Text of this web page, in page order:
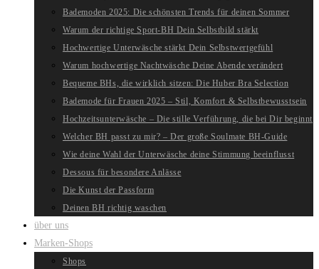
Bademoden 2025: Die schönsten Trends für deinen Sommer
Warum der richtige Sport-BH Dein Selbstbild stärkt
Hochwertige Unterwäsche stärkt Dein Selbstwertgefühl
Warum hochwertige Nachtwäsche Deine Abende verändert
Bequeme BHs, die wirklich sitzen: Die Huber Bra Selection
Bademode für Frauen 2025 – Stil, Komfort & Selbstbewusstsein
Hochzeitsunterwäsche – Die stille Verführung, die bei Dir beginnt
Welcher BH passt zu mir? – Der große Soulmate BH-Guide
Wie deine Wahl der Unterwäsche deine Stimmung beeinflusst
Dessous für besondere Anlässe
Die Kunst der Passform
Deinen BH richtig waschen
über uns
Marken-Shops
Shops